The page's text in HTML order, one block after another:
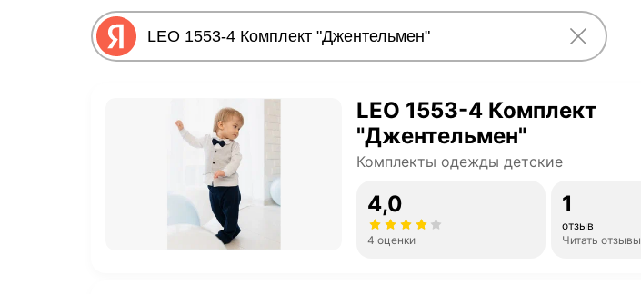
LEO 1553-4 Комплект
"Джентельмен"
Комплекты одежды детские
4,0
4 оценки
1
отзыв
Читать отзывы